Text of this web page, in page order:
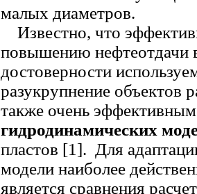
малых диаметров.
Известно, что
повышению нефтеотдачи
достоверности
разукрупнение объектов
также очень
гидродинамических
пластов [1]. Для
модели наиболее
является сравнения